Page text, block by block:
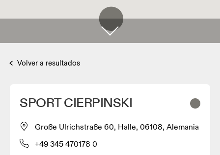
Volver a resultados
SPORT CIERPINSKI
Große Ulrichstraße 60, Halle, 06108, Alemania
+49 345 470178 0